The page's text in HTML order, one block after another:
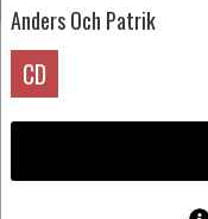
Anders Och Patrik
CD